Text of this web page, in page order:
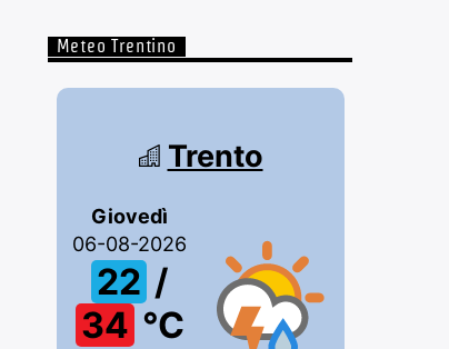
Meteo Trentino